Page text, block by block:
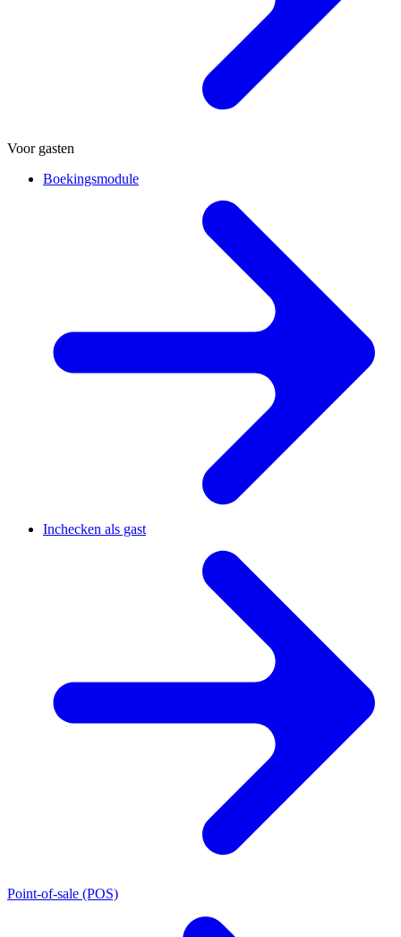
Voor gasten
Boekingsmodule
Inchecken als gast
Point-of-sale (POS)